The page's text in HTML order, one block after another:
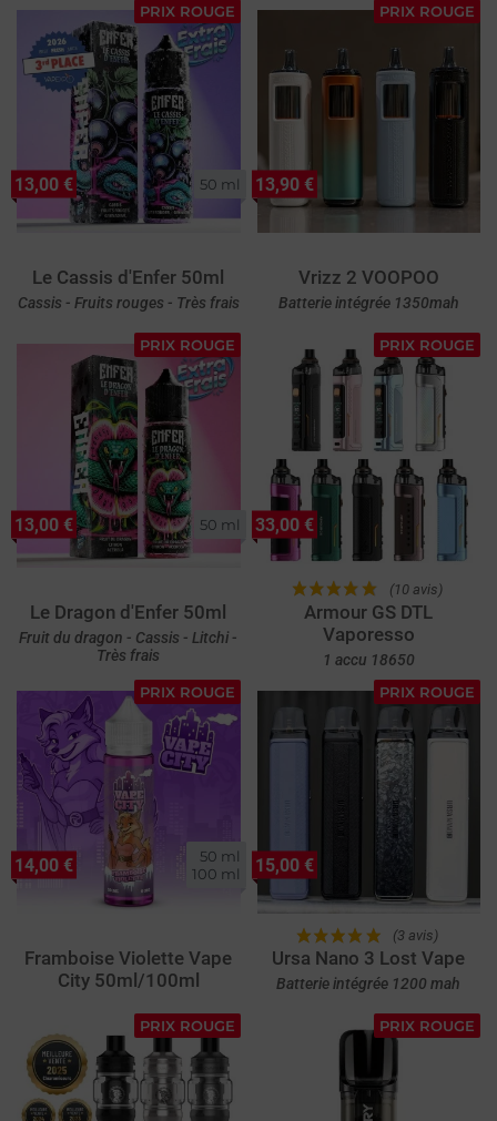
PRIX ROUGE
50 ml
Le Cassis d'Enfer 50ml
Cassis - Fruits rouges - Très frais
13,00 €
PRIX ROUGE
Vrizz 2 VOOPOO
Batterie intégrée 1350mah
13,90 €
PRIX ROUGE
50 ml
Le Dragon d'Enfer 50ml
Fruit du dragon - Cassis - Litchi -
Très frais
13,00 €
PRIX ROUGE
(10 avis)
Armour GS DTL
Vaporesso
1 accu 18650
33,00 €
PRIX ROUGE
50 ml
100 ml
Framboise Violette Vape
City 50ml/100ml
14,00 €
PRIX ROUGE
(3 avis)
Ursa Nano 3 Lost Vape
Batterie intégrée 1200 mah
15,00 €
PRIX ROUGE PRIX ROUGE